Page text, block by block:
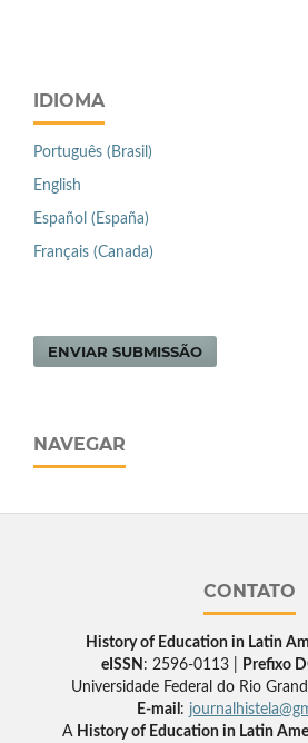
IDIOMA
Português (Brasil)
English
Español (España)
Français (Canada)
ENVIAR SUBMISSÃO
NAVEGAR
CONTATO
History of Education in Latin
eISSN : 2596-0113 | Prefixo
Universidade Federal do Rio
E-mail :
A History of Education in Latin